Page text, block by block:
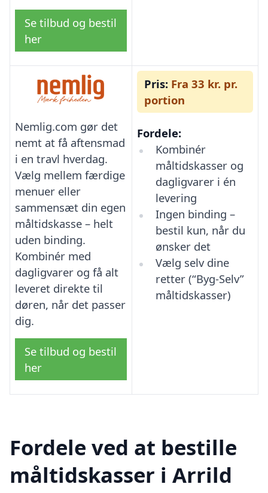
Se tilbud og bestil
her
Nemlig.com gør det
nemt at få aftensmad
i en travl hverdag.
Vælg mellem færdige
menuer eller
sammensæt din egen
måltidskasse – helt
uden binding.
Kombinér med
dagligvarer og få alt
leveret direkte til
døren, når det passer
dig.
Se tilbud og bestil
her
Pris: Fra 33 kr. pr.
portion
Fordele:
Kombinér
måltidskasser og
dagligvarer i én
levering
Ingen binding –
bestil kun, når du
ønsker det
Vælg selv dine
retter (“Byg-Selv”
måltidskasser)
Fordele ved at bestille
måltidskasser i Arrild